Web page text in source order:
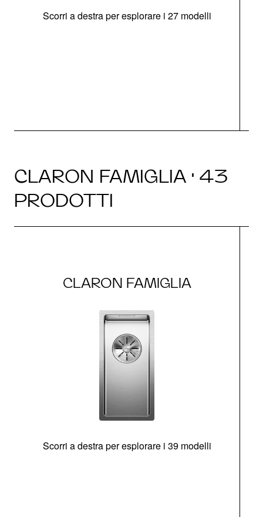
Scorri a destra per esplorare i 27 modelli
CLARON FAMIGLIA · 43
PRODOTTI
CLARON FAMIGLIA
Scorri a destra per esplorare i 39 modelli